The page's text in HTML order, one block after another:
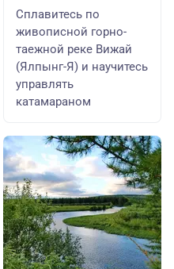
Сплавитесь по
живописной горно-
таежной реке Вижай
(Ялпынг-Я) и научитесь
управлять
катамараном